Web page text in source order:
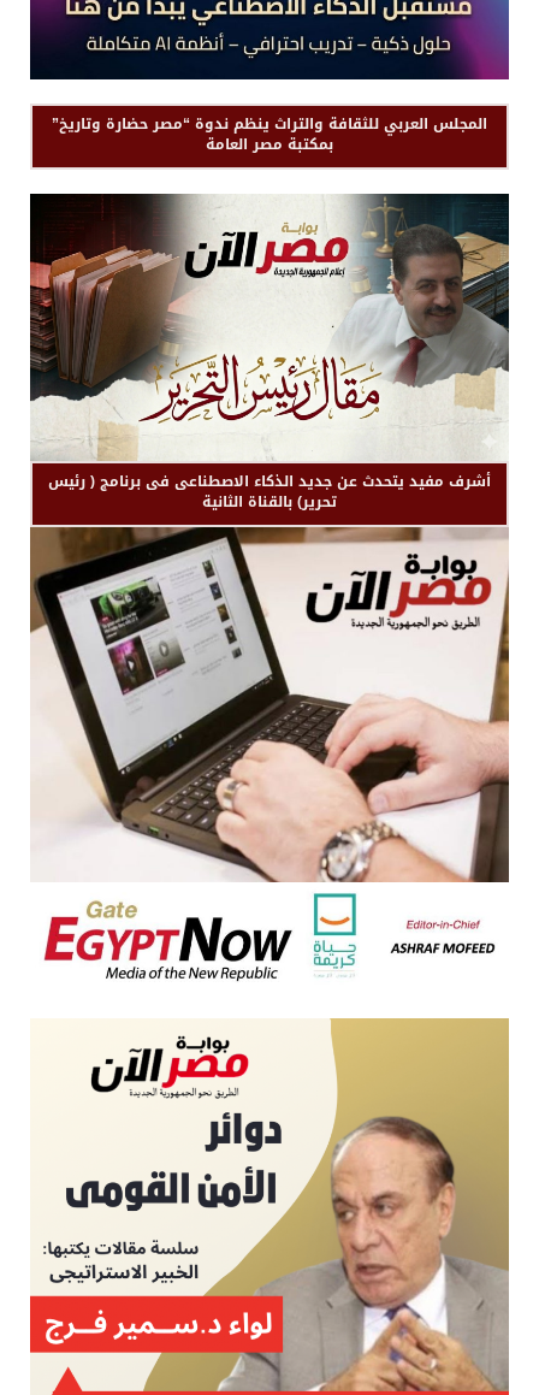
المجلس العربي للثقافة والتراث ينظم ندوة “مصر حضارة وتاريخ”
بمكتبة مصر العامة
أشرف مفيد يتحدث عن جديد الذكاء الاصطناعى فى برنامج ( رئيس
تحرير) بالقناة الثانية